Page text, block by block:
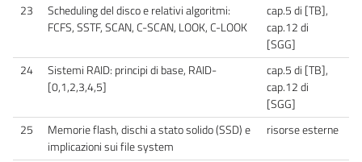
23
Scheduling del disco e relativi algoritmi:
FCFS, SSTF, SCAN, C-SCAN, LOOK, C-LOOK
cap.5 di [TB],
cap.12 di
[SGG]
24
Sistemi RAID: principi di base, RAID-
[0,1,2,3,4,5]
cap.5 di [TB],
cap.12 di
[SGG]
25
Memorie flash, dischi a stato solido (SSD) e
implicazioni sui file system
risorse esterne